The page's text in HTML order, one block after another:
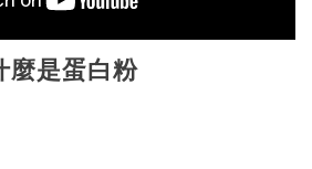
麼是蛋白粉